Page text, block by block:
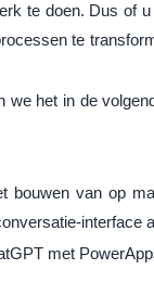
te doen. Dus of
te
we het in de
bouwen van op
interface
met